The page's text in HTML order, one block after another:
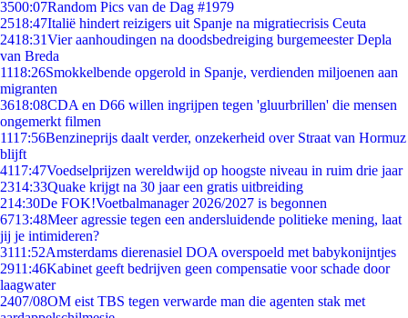
3500:07Random Pics van de Dag #1979
2518:47Italië hindert reizigers uit Spanje na migratiecrisis Ceuta
2418:31Vier aanhoudingen na doodsbedreiging burgemeester Depla
van Breda
1118:26Smokkelbende opgerold in Spanje, verdienden miljoenen aan
migranten
3618:08CDA en D66 willen ingrijpen tegen 'gluurbrillen' die mensen
ongemerkt filmen
1117:56Benzineprijs daalt verder, onzekerheid over Straat van Hormuz
blijft
4117:47Voedselprijzen wereldwijd op hoogste niveau in ruim drie jaar
2314:33Quake krijgt na 30 jaar een gratis uitbreiding
214:30De FOK!Voetbalmanager 2026/2027 is begonnen
6713:48Meer agressie tegen een andersluidende politieke mening, laat
jij je intimideren?
3111:52Amsterdams dierenasiel DOA overspoeld met babykonijntjes
2911:46Kabinet geeft bedrijven geen compensatie voor schade door
laagwater
2407/08OM eist TBS tegen verwarde man die agenten stak met